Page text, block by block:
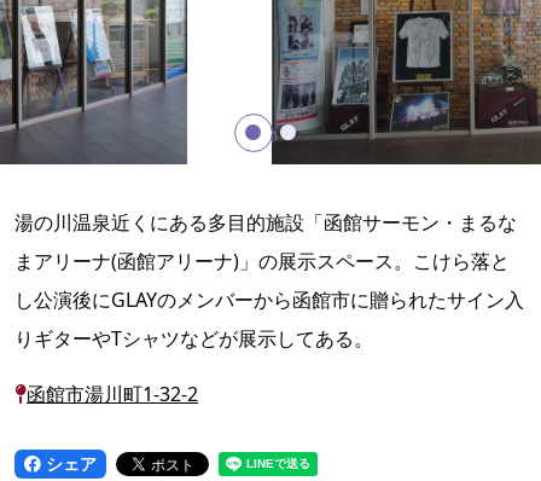
湯の川温泉近くにある多目的施設「函館サーモン・まるな
まアリーナ(函館アリーナ)」の展示スペース。こけら落と
し公演後にGLAYのメンバーから函館市に贈られたサイン入
りギターやTシャツなどが展示してある。
函館市湯川町1-32-2
シェア